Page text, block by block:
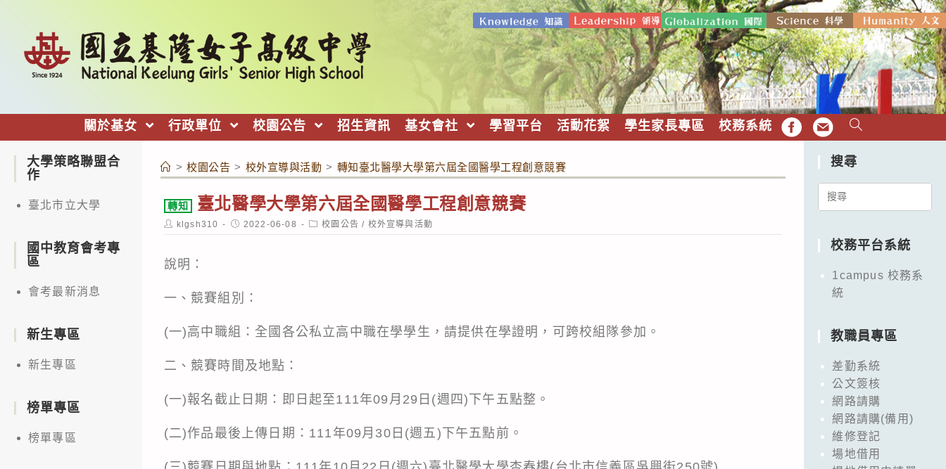
關於基女 行政單位 校園公告 招生資訊 基女會社 學習平台 活動花絮 學生家長專區 校務系統 FB EMAIL
> 校園公告 > 校外宣導與活動 > 轉知臺北醫學大學第六屆全國醫學工程創意競賽
轉知 臺北醫學大學第六屆全國醫學工程創意競賽
Post
author:
klgsh310
Post
published:
2022-06-08
Post
category:
校園公告 / 校外宣導與活動
說明：
一、競賽組別：
(一)高中職組：全國各公私立高中職在學學生，請提供在學證明，可跨校組隊參加。
二、競賽時間及地點：
(一)報名截止日期：即日起至111年09月29日(週四)下午五點整。
(二)作品最後上傳日期：111年09月30日(週五)下午五點前。
大學策略聯盟合
作
臺北市立大學
國中教育會考專
區
會考最新消息
新生專區
新生專區
榜單專區
榜單專區
搜尋
Search
校務平台系統
1campus 校務系
統
教職員專區
差勤系統
公文簽核
網路請購
網路請購(備用)
維修登記
場地借用